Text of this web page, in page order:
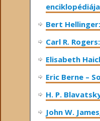
enciklopédiája
Bert
Carl R.
Elisabeth
Eric Berne –
H. P.
John W.